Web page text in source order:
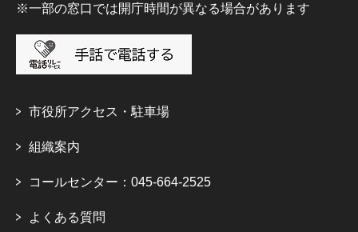
※一部の窓口では開庁時間が異なる場合があります
市役所アクセス・駐車場
組織案内
コールセンター：045-664-2525
よくある質問